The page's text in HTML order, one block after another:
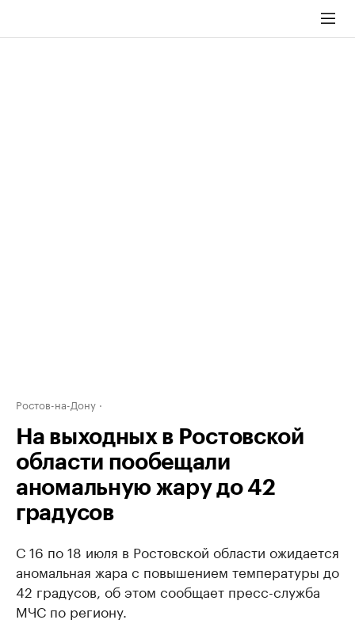
Ростов-на-Дону
На выходных в Ростовской
области пообещали
аномальную жару до 42
градусов
С 16 по 18 июля в Ростовской области ожидается
аномальная жара с повышением температуры до
42 градусов, об этом сообщает пресс-служба
МЧС по региону.